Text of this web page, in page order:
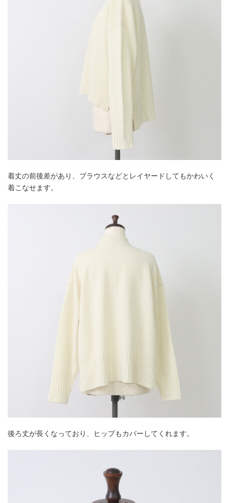
着丈の前後差があり、ブラウスなどとレイヤードしてもかわいく
着こなせます。
後ろ丈が長くなっており、ヒップもカバーしてくれます。